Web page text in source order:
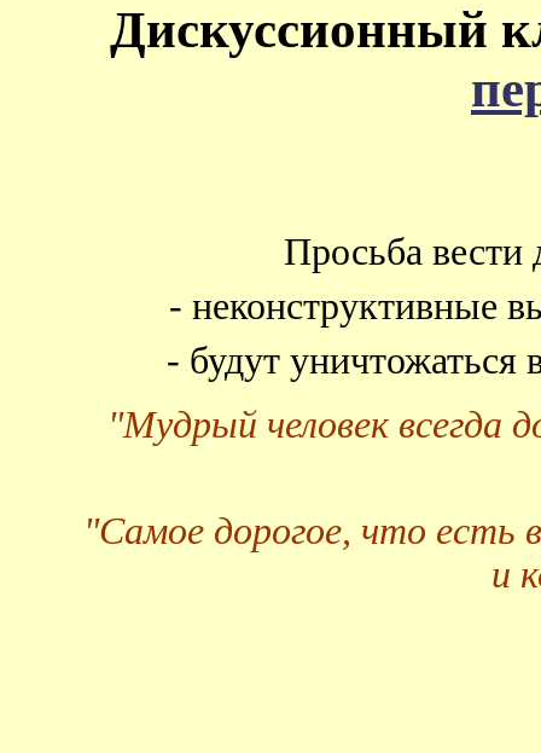
Дискуссионный
Просьба вести
- неконструктивные
- будут
"Мудрый человек всегда
"Самое дорогое, что есть
и